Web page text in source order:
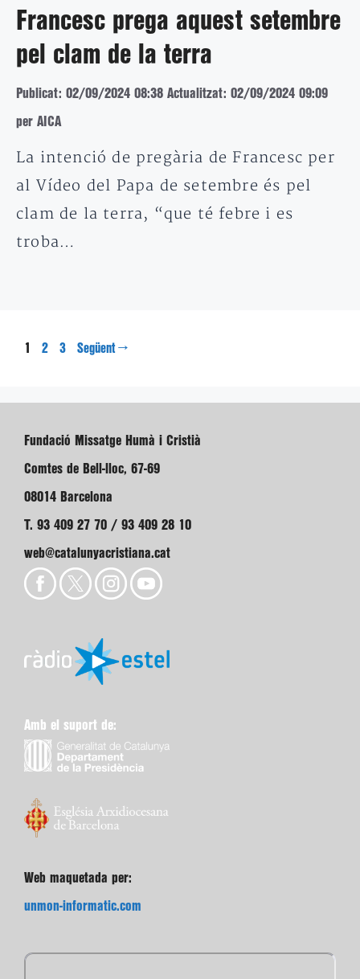
Francesc prega aquest setembre
pel clam de la terra
Publicat: 02/09/2024 08:38 Actualitzat: 02/09/2024 09:09
per AICA
La intenció de pregària de Francesc per
al Vídeo del Papa de setembre és pel
clam de la terra, “que té febre i es
troba…
Pàgina
1 Pàgina
2 Pàgina
3 Següent →
Fundació Missatge Humà i Cristià
Comtes de Bell-lloc, 67-69
08014 Barcelona
T. 93 409 27 70 / 93 409 28 10
web@catalunyacristiana.cat
Amb el suport de:
Web maquetada per:
unmon-informatic.com